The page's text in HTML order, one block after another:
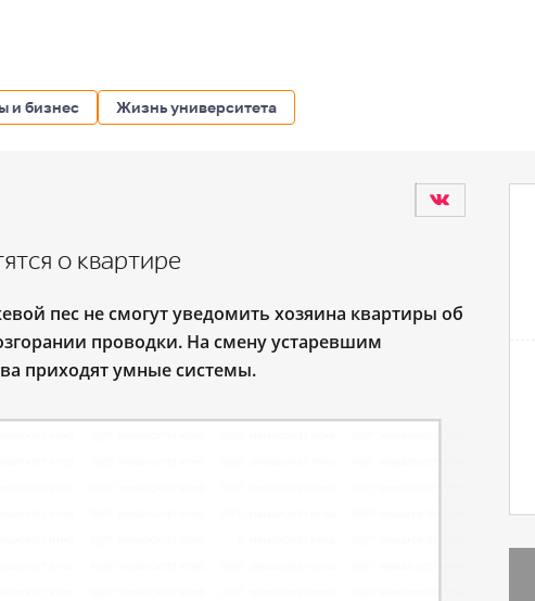
и бизнес Жизнь университета
о квартире
пес не смогут уведомить хозяина квартиры об
проводки. На смену устаревшим
приходят умные системы.